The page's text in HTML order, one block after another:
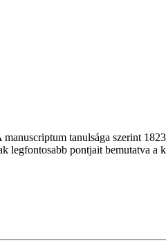
tanulsága szerint
legfontosabb pontjait bemutatva a